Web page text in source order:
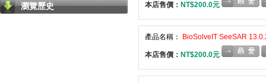
瀏覽歷史 本店售價： NT$200.0元
產品名稱： BioSolveIT SeeSAR
本店售價： NT$200.0元